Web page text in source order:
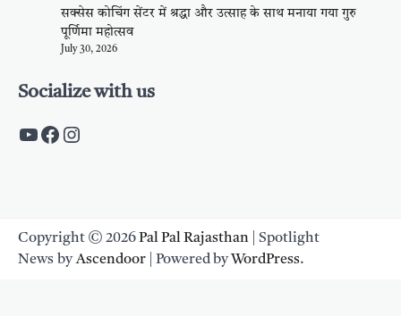
सक्सेस कोचिंग सेंटर में श्रद्धा और उत्साह के साथ मनाया गया गुरु
पूर्णिमा महोत्सव
July 30, 2026
Socialize with us
https://www.youtube.com/c/
https://www.facebook.com/
Instagram
Copyright © 2026Pal Pal Rajasthan | Spotlight
News byAscendoor | Powered byWordPress.